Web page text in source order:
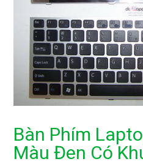
Bàn Phím
Màu Đen Có